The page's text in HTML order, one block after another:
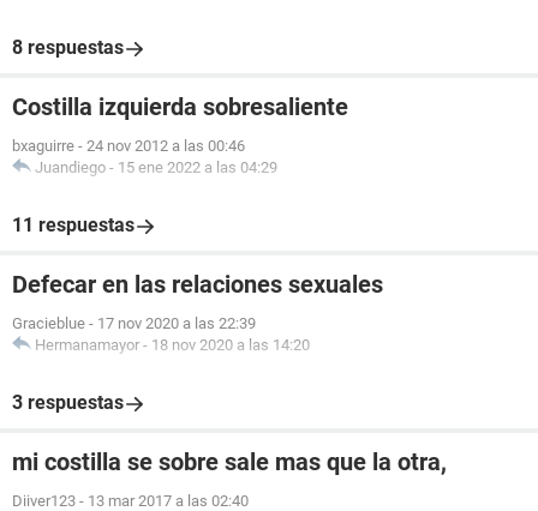
8 respuestas
Costilla izquierda sobresaliente
bxaguirre - 24 nov 2012 a las 00:46
Juandiego - 15 ene 2022 a las 04:29
11 respuestas
Defecar en las relaciones sexuales
Gracieblue - 17 nov 2020 a las 22:39
Hermanamayor - 18 nov 2020 a las 14:20
3 respuestas
mi costilla se sobre sale mas que la otra,
Diiver123 - 13 mar 2017 a las 02:40